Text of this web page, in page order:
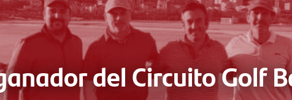
del Circuito Golf